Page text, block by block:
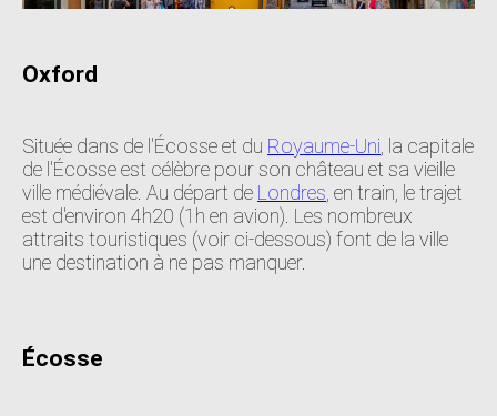
Oxford
Située dans de l'Écosse et du Royaume-Uni , la capitale
de l'Écosse est célèbre pour son château et sa vieille
ville médiévale. Au départ de Londres , en train, le trajet
est d'environ 4h20 (1h en avion). Les nombreux
attraits touristiques (voir ci-dessous) font de la ville
une destination à ne pas manquer.
Écosse